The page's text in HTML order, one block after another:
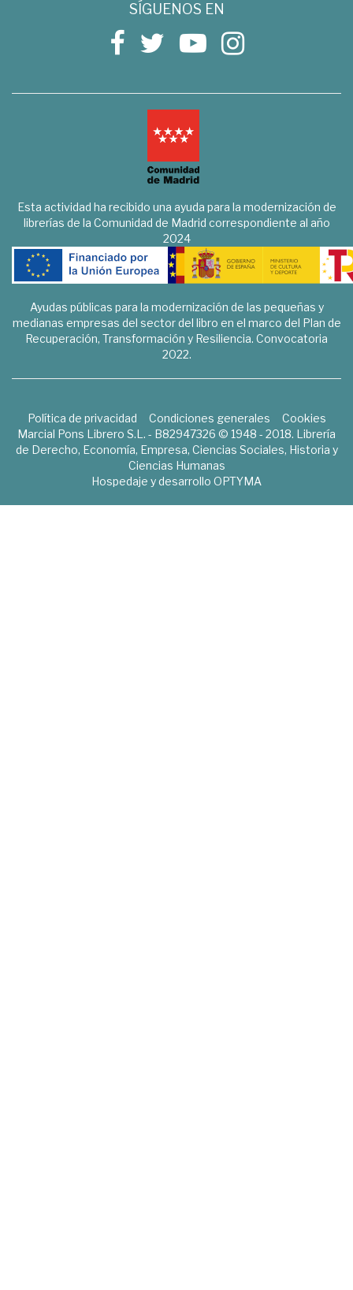
SÍGUENOS EN
Esta actividad ha recibido una ayuda para la modernización de
librerías de la Comunidad de Madrid correspondiente al año
2024
Ayudas públicas para la modernización de las pequeñas y
medianas empresas del sector del libro en el marco del Plan de
Recuperación, Transformación y Resiliencia. Convocatoria
2022.
Política de privacidad Condiciones generales
Cookies
Marcial Pons Librero S.L. - B82947326 © 1948 - 2018. Librería
de Derecho, Economía, Empresa, Ciencias Sociales, Historia y
Ciencias Humanas
Hospedaje y desarrollo OPTYMA